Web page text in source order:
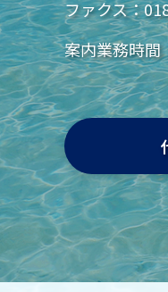
ファクス：
案内業務時間